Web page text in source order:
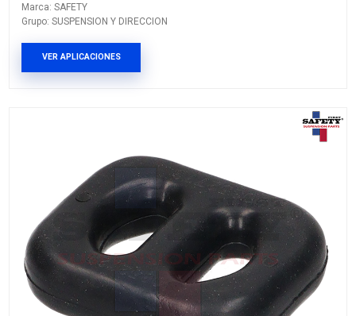
1H0-253-144C
SOPORTE ESCAPE
VER APLICACIONES